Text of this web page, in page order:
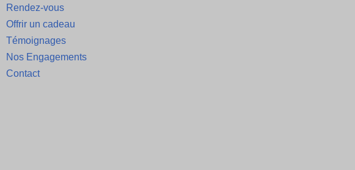
Rendez-vous
Offrir un cadeau
Témoignages
Nos Engagements
Contact